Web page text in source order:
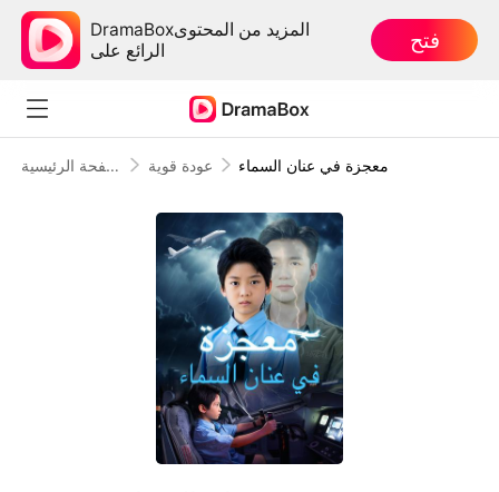
DramaBoxالمزيد من المحتوى
الرائع على
فتح
الصفحة الرئيسية عودة قوية معجزة في عنان السماء